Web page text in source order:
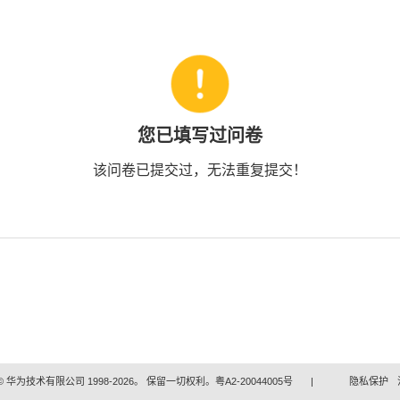
您已填写过问卷
该问卷已提交过，无法重复提交！
华为技术有限公司 1998-2026。 保留一切权利。粤A2-20044005号 | 隐私保护